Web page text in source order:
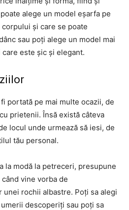
alege un model eșarfa pe
și care se poate
sau poți alege un model mai
este șic și elegant.
portată pe mai multe ocazii, de
prietenii. Însă există câteva
locul unde urmează să iesi, de
tău personal.
la modă la petreceri, presupune
vine vorba de
rochii albastre. Poți sa alegi
descoperiți sau poți sa